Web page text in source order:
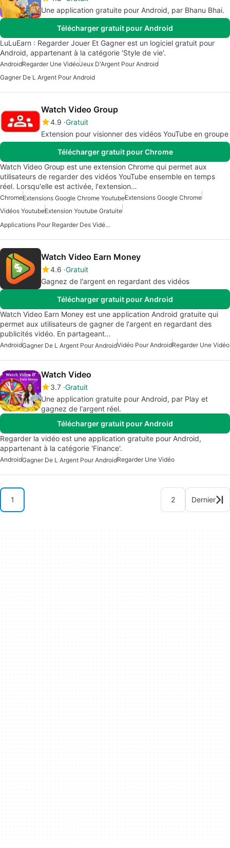
Une application gratuite pour Android, par Bhanu Bhai.
Télécharger gratuit pour Android
LuLuEarn : Regarder Jouer Et Gagner est un logiciel gratuit pour
Android, appartenant à la catégorie 'Style de vie'.
AndroidRegarder Une VidéoJeux D'Argent Pour Android
Gagner De L Argent Pour Android
Watch Video Group
4.9 Gratuit
Extension pour visionner des vidéos YouTube en groupe
Télécharger gratuit pour Chrome
Watch Video Group est une extension Chrome qui permet aux
utilisateurs de regarder des vidéos YouTube ensemble en temps
réel. Lorsqu'elle est activée, l'extension…
ChromeExtensions Google Chrome YoutubeExtensions Google Chrome
Vidéos YoutubeExtension Youtube Gratuite
Applications Pour Regarder Des Vidéos Ensemble En Temps Réel
Watch Video Earn Money
4.6 Gratuit
Gagnez de l'argent en regardant des vidéos
Télécharger gratuit pour Android
Watch Video Earn Money est une application Android gratuite qui
permet aux utilisateurs de gagner de l'argent en regardant des
publicités vidéo. En partageant…
AndroidGagner De L Argent Pour AndroidVidéo Pour AndroidRegarder Une Vidéo
Watch Video
3.7 Gratuit
Une application gratuite pour Android, par Play et
gagnez de l'argent réel.
Télécharger gratuit pour Android
Regarder la vidéo est une application gratuite pour Android,
appartenant à la catégorie 'Finance'.
AndroidGagner De L Argent Pour AndroidRegarder Une Vidéo
1 2 Dernier